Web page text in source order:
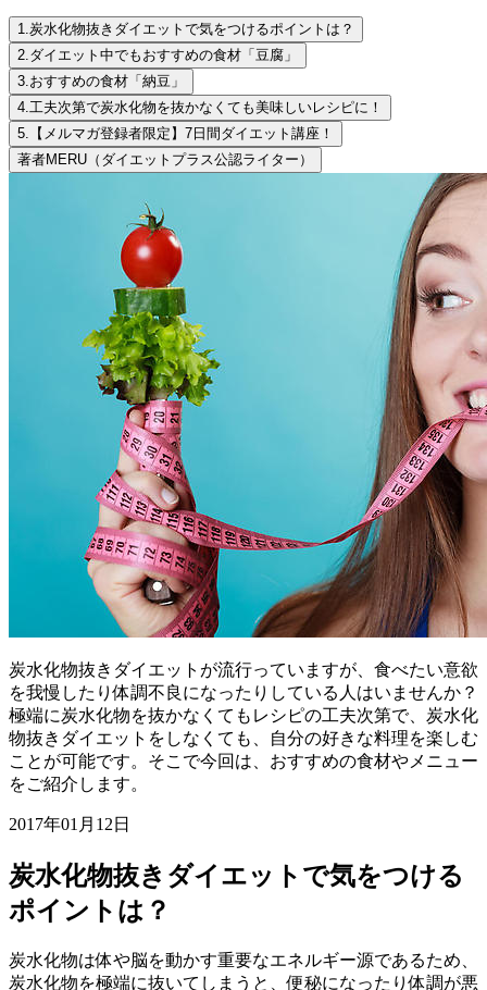
1.炭水化物抜きダイエットで気をつけるポイントは？
2.ダイエット中でもおすすめの食材「豆腐」
3.おすすめの食材「納豆」
4.工夫次第で炭水化物を抜かなくても美味しいレシピに！
5. 【メルマガ登録者限定】7日間ダイエット講座！
著者MERU（ダイエットプラス公認ライター）
炭水化物抜きダイエットが流行っていますが、食べたい意欲
を我慢したり体調不良になったりしている人はいませんか？
極端に炭水化物を抜かなくてもレシピの工夫次第で、炭水化
物抜きダイエットをしなくても、自分の好きな料理を楽しむ
ことが可能です。そこで今回は、おすすめの食材やメニュー
をご紹介します。
2017年01月12日
炭水化物抜きダイエットで気をつける
ポイントは？
炭水化物は体や脳を動かす重要なエネルギー源であるため、
炭水化物を極端に抜いてしまうと、便秘になったり体調が悪